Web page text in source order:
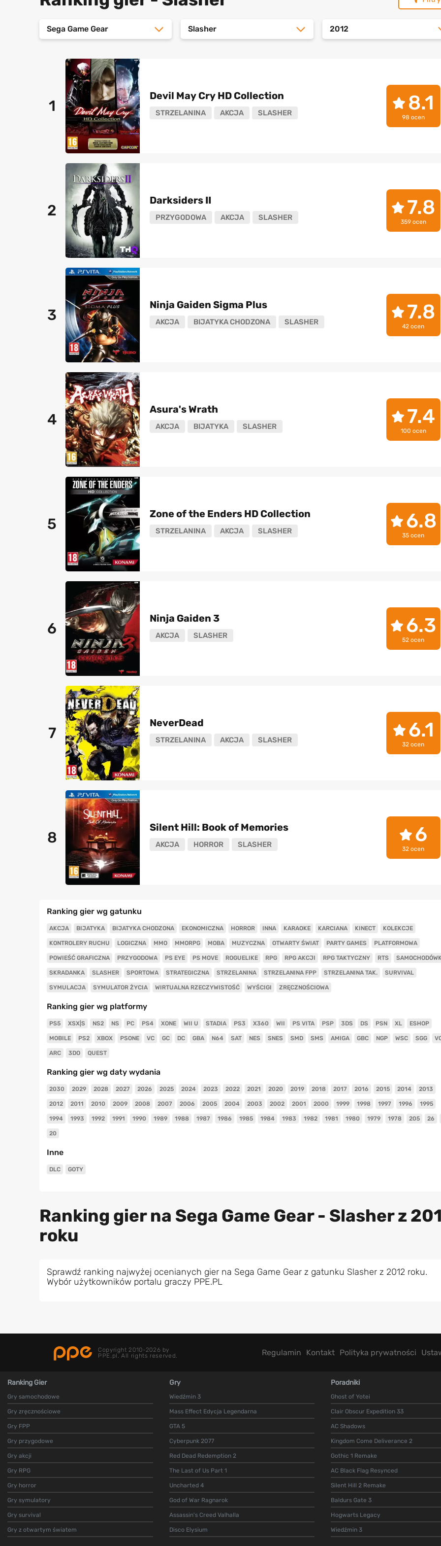
Sega Game Gear Slasher 2012
1
Devil May Cry HD Collection
STRZELANINA AKCJA SLASHER 8.1
98 ocen
2
Darksiders II
PRZYGODOWA AKCJA SLASHER 7.8
359 ocen
3
Ninja Gaiden Sigma Plus
AKCJA BIJATYKA CHODZONA SLASHER 7.8
42 ocen
4
Asura's Wrath
AKCJA BIJATYKA SLASHER 7.4
100 ocen
5
Zone of the Enders HD Collection
STRZELANINA AKCJA SLASHER 6.8
35 ocen
6
Ninja Gaiden 3
AKCJA SLASHER 6.3
52 ocen
7
NeverDead
STRZELANINA AKCJA SLASHER 6.1
32 ocen
8
Silent Hill: Book of Memories
AKCJA HORROR SLASHER 6
32 ocen
Ranking gier wg gatunku
AKCJA BIJATYKA BIJATYKA CHODZONA EKONOMICZNA HORROR INNA KARAOKE KARCIANA KINECT KOLEKCJE
KONTROLERY RUCHU LOGICZNA MMO MMORPG MOBA MUZYCZNA OTWARTY ŚWIAT PARTY GAMES PLATFORMOWA
POWIEŚĆ GRAFICZNA PRZYGODOWA PS EYE PS MOVE ROGUELIKE RPG RPG AKCJI RPG TAKTYCZNY RTS
SKRADANKA SLASHER SPORTOWA STRATEGICZNA STRZELANINA STRZELANINA FPP STRZELANINA TAK. SURVIVAL
SYMULACJA SYMULATOR ŻYCIA WIRTUALNA RZECZYWISTOŚĆ WYŚCIGI ZRĘCZNOŚCIOWA
Ranking gier wg platformy
PS5 XSX|S NS2 NS PC PS4 XONE WII U STADIA PS3 X360 WII PS VITA PSP 3DS DS PSN XL ESHOP
MOBILE PS2 XBOX PSONE VC GC DC GBA N64 SAT NES SNES SMD SMS AMIGA GBC NGP WSC SGG
ARC 3DO QUEST
Ranking gier wg daty wydania
2030 2029 2028 2027 2026 2025 2024 2023 2022 2021 2020 2019 2018 2017 2016 2015 2014 2013
2012 2011 2010 2009 2008 2007 2006 2005 2004 2003 2002 2001 2000 1999 1998 1997 1996 1995
1994 1993 1992 1991 1990 1989 1988 1987 1986 1985 1984 1983 1982 1981 1980 1979 1978 205 26
20
Inne
DLC GOTY
Ranking gier na Sega Game Gear - Slasher z
roku
Sprawdź ranking najwyżej ocenianych gier na Sega Game Gear z gatunku Slasher z 2012 roku.
Wybór użytkowników portalu graczy PPE.PL
Copyright 2010-2026 by
PPE.pl. All rights reserved.
Regulamin Kontakt Polityka prywatności
Ranking Gier
Gry samochodowe
Gry zręcznościowe
Gry FPP
Gry przygodowe
Gry akcji
Gry RPG
Gry horror
Gry symulatory
Gry survival
Gry z otwartym światem
Gry
Wiedźmin 3
Mass Effect Edycja Legendarna
GTA 5
Cyberpunk 2077
Red Dead Redemption 2
The Last of Us Part 1
Uncharted 4
God of War Ragnarok
Assassin's Creed Valhalla
Disco Elysium
Poradniki
Ghost of Yotei
Clair Obscur Expedition 33
AC Shadows
Kingdom Come Deliverance 2
Gothic 1 Remake
AC Black Flag Resynced
Silent Hill 2 Remake
Baldurs Gate 3
Hogwarts Legacy
Wiedźmin 3